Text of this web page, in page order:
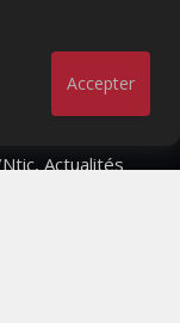
Accepter
Actualités